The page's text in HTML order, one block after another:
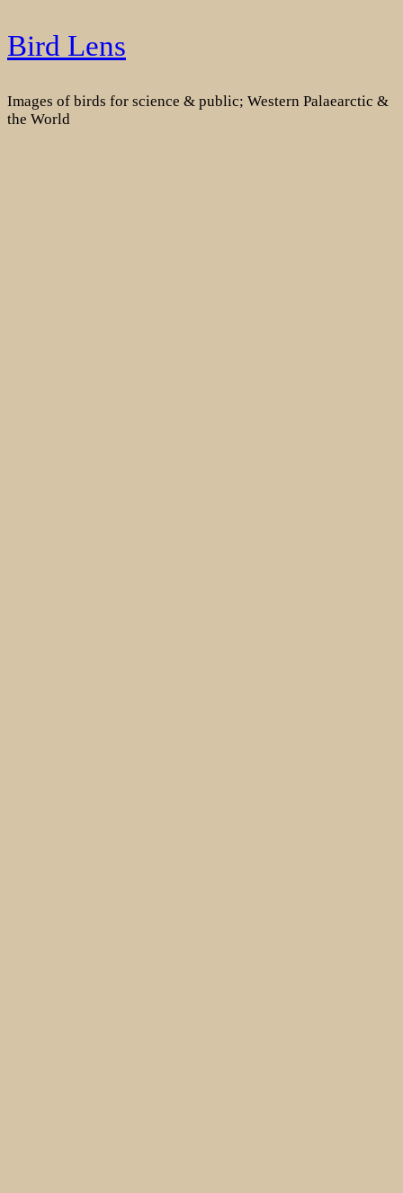
Skip
to
Bird Lens
Images of birds for science & public; Western Palaearctic &
the World